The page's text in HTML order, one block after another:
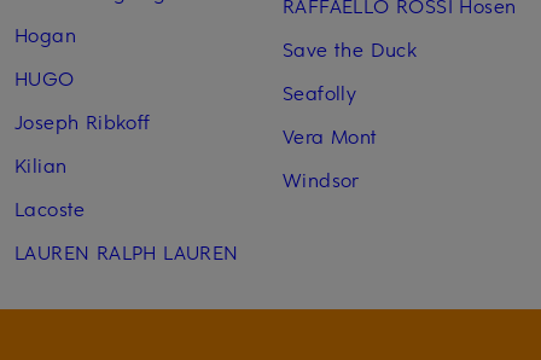
Hogan
HUGO
Joseph Ribkoff
Kilian
Lacoste
LAUREN RALPH LAUREN
Save the Duck
Seafolly
Vera Mont
Windsor